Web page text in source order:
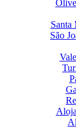
Santa
São